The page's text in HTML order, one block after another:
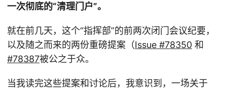
一次彻底的“清理门户”。
就在前几天，这个“指挥部”的前两次闭门会议纪要，
以及随之而来的两份重磅提案（Issue #78350 和
#78387被公之于众。
当我读完这些提案和讨论后，我意识到，一场关于